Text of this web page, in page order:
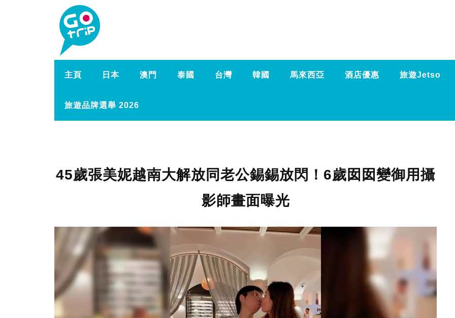
主頁 日本 澳門 泰國 台灣 韓國 馬來西亞 酒店優惠 旅遊Jetso
旅遊品牌選舉 2026
45歲張美妮越南大解放同老公錫錫放閃！6歲囡囡變御用攝
影師畫面曝光